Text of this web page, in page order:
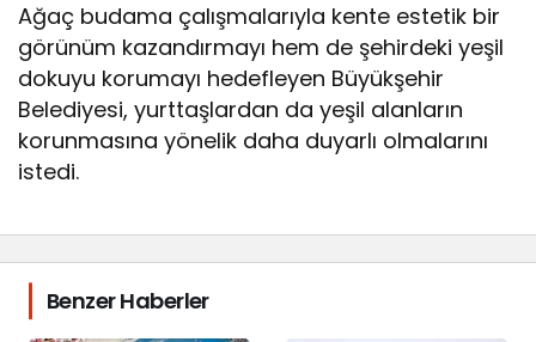
Ağaç budama çalışmalarıyla kente estetik bir
görünüm kazandırmayı hem de şehirdeki yeşil
dokuyu korumayı hedefleyen Büyükşehir
Belediyesi, yurttaşlardan da yeşil alanların
korunmasına yönelik daha duyarlı olmalarını
istedi.
Benzer Haberler